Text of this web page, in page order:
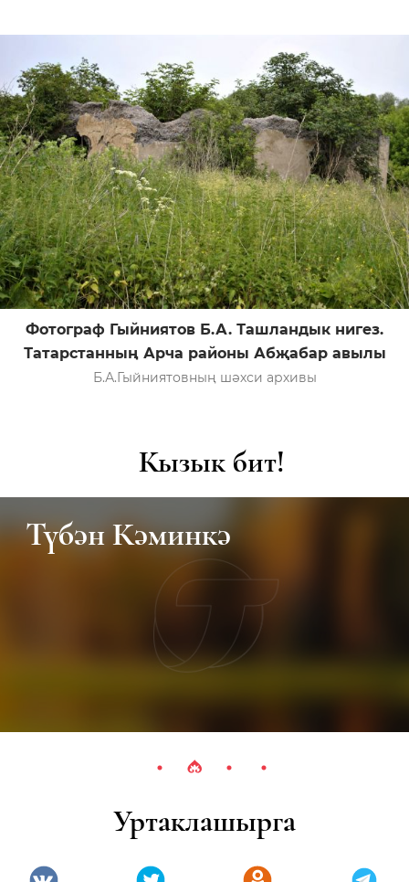
Фотограф Гыйниятов Б.А. Ташландык нигез.
Татарстанның Арча районы Абҗабар авылы
Б.А.Гыйниятовның шәхси архивы
Кызык бит!
Түбән Кәминкә
Уртаклашырга